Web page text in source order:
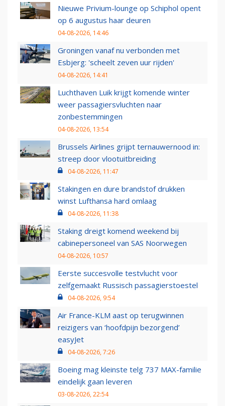
Nieuwe Privium-lounge op Schiphol opent
op 6 augustus haar deuren
04-08-2026, 14:46
Groningen vanaf nu verbonden met
Esbjerg: 'scheelt zeven uur rijden'
04-08-2026, 14:41
Luchthaven Luik krijgt komende winter
weer passagiersvluchten naar
zonbestemmingen
04-08-2026, 13:54
Brussels Airlines grijpt ternauwernood in:
streep door vlootuitbreiding
04-08-2026, 11:47
Stakingen en dure brandstof drukken
winst Lufthansa hard omlaag
04-08-2026, 11:38
Staking dreigt komend weekend bij
cabinepersoneel van SAS Noorwegen
04-08-2026, 10:57
Eerste succesvolle testvlucht voor
zelfgemaakt Russisch passagierstoestel
04-08-2026, 9:54
Air France-KLM aast op terugwinnen
reizigers van ‘hoofdpijn bezorgend’
easyJet
04-08-2026, 7:26
Boeing mag kleinste telg 737 MAX-familie
eindelijk gaan leveren
03-08-2026, 22:54